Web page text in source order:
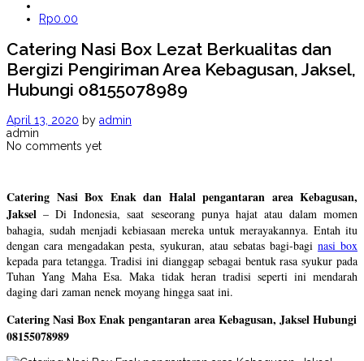
Rp0.00
Catering Nasi Box Lezat Berkualitas dan
Bergizi Pengiriman Area Kebagusan, Jaksel,
Hubungi 08155078989
April 13, 2020 by admin
admin
No comments yet
Catering Nasi Box Enak dan Halal pengantaran area Kebagusan,
Jaksel – Di Indonesia, saat seseorang punya hajat atau dalam momen
bahagia, sudah menjadi kebiasaan mereka untuk merayakannya. Entah itu
dengan cara mengadakan pesta, syukuran, atau sebatas bagi-bagi nasi box
kepada para tetangga. Tradisi ini dianggap sebagai bentuk rasa syukur pada
Tuhan Yang Maha Esa. Maka tidak heran tradisi seperti ini mendarah
daging dari zaman nenek moyang hingga saat ini.
Catering Nasi Box Enak pengantaran area Kebagusan, Jaksel Hubungi
08155078989